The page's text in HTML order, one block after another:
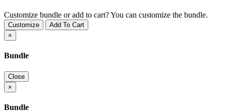
Customize bundle or add to cart?You can customize the bundle.
Customize
Add To Cart
×
Bundle
Close
×
Bundle